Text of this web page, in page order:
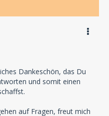
Dankeschön, das Du
und somit einen
auf Fragen, freut mich